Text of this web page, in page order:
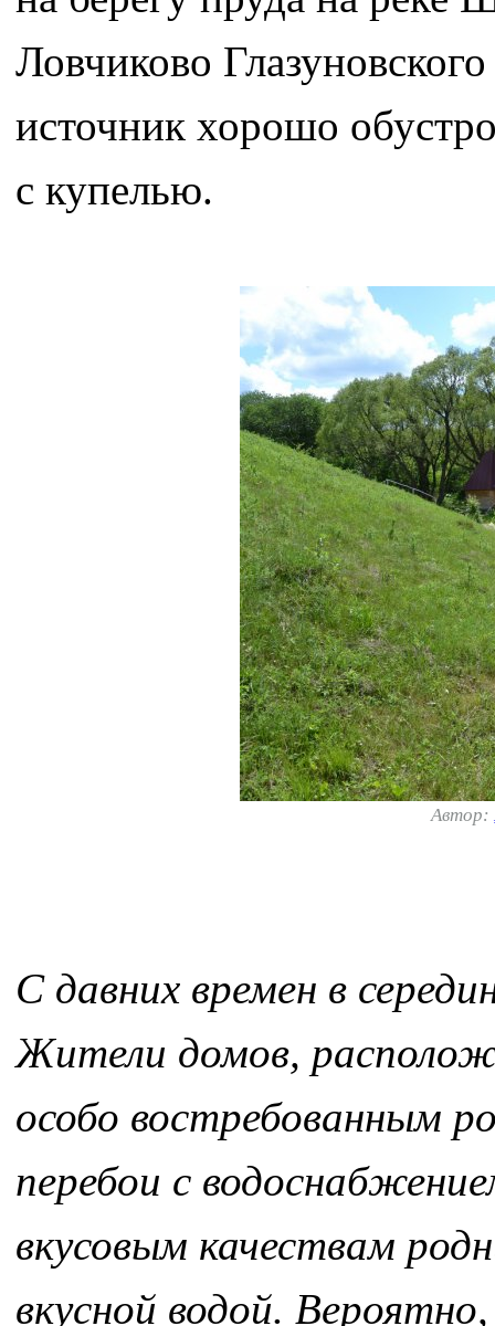
Ловчиково
источник хорошо
с купелью.
Автор:
С давних времен в
Жители домов,
особо востребованным
перебои с
вкусовым качествам
вкусной водой.